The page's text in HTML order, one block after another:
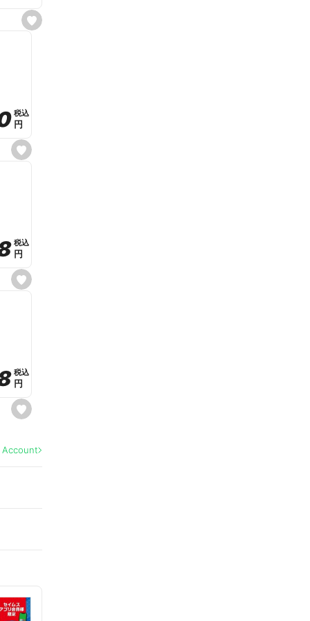
s
e
s
e
e
税込
税込
円
円
s
e
e
税込
税込
円
円
s
e
a
税込
税込
円
円